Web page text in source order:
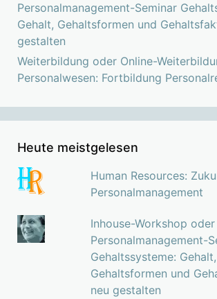
Personalmanagement-Seminar
Gehalt, Gehaltsformen und
gestalten
Weiterbildung oder Online-
Personalwesen: Fortbildung
Heute meistgelesen
Human Resources:
Personalmanagement
Inhouse-Workshop
Personalmanagement-
Gehaltssysteme: Gehalt,
Gehaltsformen und
neu gestalten